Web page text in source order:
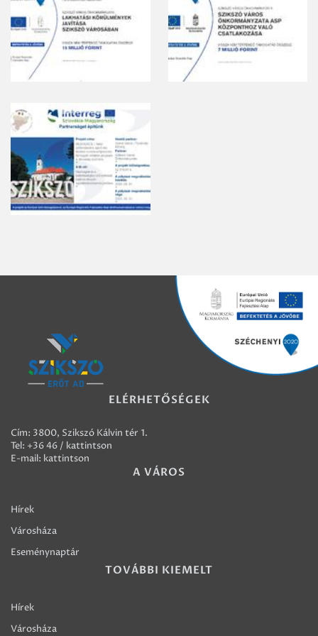
ELÉRHETŐSÉGEK
Cím: 3800, Szikszó Kálvin tér 1.
Tel: +36 46 / kattintson
E-mail: kattintson
A VÁROS
Hírek
Városháza
Eseménynaptár
TOVÁBBI KIEMELT
Hírek
Városháza